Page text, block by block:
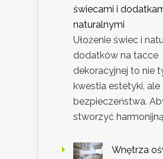
świecami i
naturalnymi
Ułożenie świec i
dodatków na tacce
dekoracyjnej to nie
kwestia estetyki, ale
bezpieczeństwa.
stworzyć
Wnętrza